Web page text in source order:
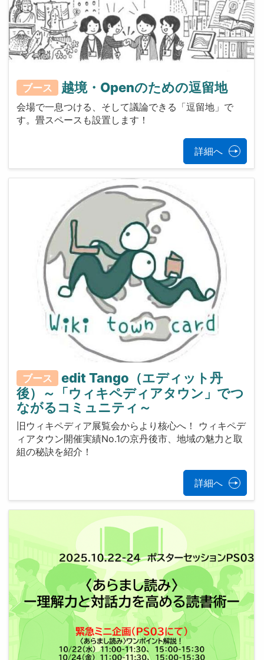
ブース 越境・Openのための逗留地
会場で一息つける、そして議論できる「逗留地」で
す。畳スペースも設置します！
詳細へ
ブース
edit Tango（エディット丹
後）～「ウィキペディアタウン」でつ
ながるコミュニティ～
旧ウィキペディア展覧会からより核心へ！ ウィキペデ
ィアタウン開催実績No.1の京丹後市、地域の魅力と取
組の秘訣を紹介！
詳細へ